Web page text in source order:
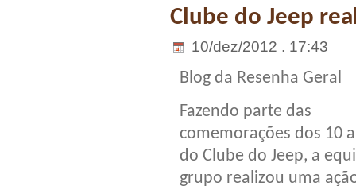
Clube do Jeep
10/dez/2012 . 17:43
Blog da Resenha Geral
Fazendo parte das
comemorações dos 10
do Clube do Jeep, a
grupo realizou uma